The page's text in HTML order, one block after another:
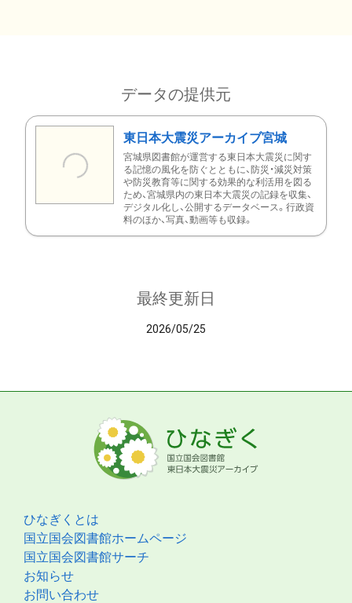
データの提供元
東日本大震災アーカイブ宮城
宮城県図書館が運営する東日本大震災に関す
る記憶の風化を防ぐとともに、防災・減災対策
や防災教育等に関する効果的な利活用を図る
ため、宮城県内の東日本大震災の記録を収集、
デジタル化し、公開するデータベース。行政資
料のほか、写真、動画等も収録。
最終更新日
2026/05/25
ひなぎくとは
国立国会図書館ホームページ
国立国会図書館サーチ
お知らせ
お問い合わせ